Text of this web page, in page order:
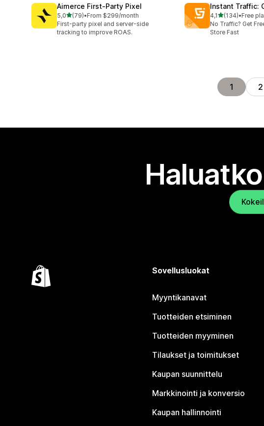
Aimerce First‑Party Pixel
5,0/ 5 tähteä
(79)
79 arvostelua yhteensä
•From $299/month
First-party pixel and server-side
tracking to improve ROAS.
Instant Traffic:
4,1/ 5 tähteä
(134)
134 arvostelua
•Free
No Traffic? Get
Store Fast
1 2
Sovellusluokat
Myyntikanavat
Tuotteiden etsiminen
Tuotteiden myyminen
Tilaukset ja toimitukset
Kaupan suunnittelu
Markkinointi ja konversio
Kaupan hallinnointi